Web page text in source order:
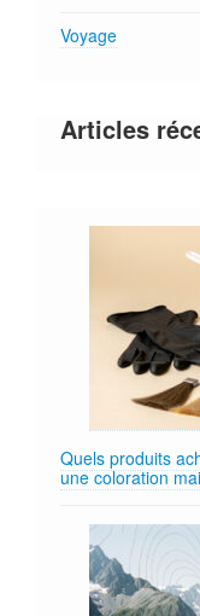
Voyage
Articles
Quels produits
une coloration